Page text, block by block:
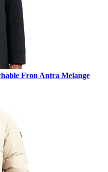
Fron Antra Melange